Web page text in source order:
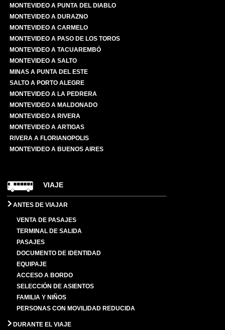
MONTEVIDEO A PUNTA DEL DIABLO
MONTEVIDEO A DURAZNO
MONTEVIDEO A CARMELO
MONTEVIDEO A PASO DE LOS TOROS
MONTEVIDEO A TACUAREMBÓ
MONTEVIDEO A SALTO
MINAS A PUNTA DEL ESTE
SALTO A PORTO ALEGRE
MONTEVIDEO A LA PEDRERA
MONTEVIDEO A MALDONADO
MONTEVIDEO A RIVERA
MONTEVIDEO A ARTIGAS
RIVERA A FLORIANOPOLIS
MONTEVIDEO A BUENOS AIRES
VIAJE
ANTES DE VIAJAR
VENTA DE PASAJES
TERMINAL DE SALIDA
PASAJES
DOCUMENTO DE IDENTIDAD
EQUIPAJE
ACCESO A BORDO
SELECCIÓN DE ASIENTOS
FAMILIA Y NIÑOS
PERSONAS CON MOVILIDAD REDUCIDA
DURANTE EL VIAJE